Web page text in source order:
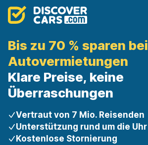
Bis zu 70 % sparen bei
Autovermietungen
Klare Preise, keine
Überraschungen
Vertraut von 7 Mio. Reisenden
Unterstützung rund um die Uhr
Kostenlose Stornierung